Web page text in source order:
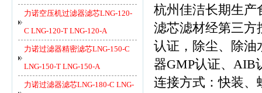
力诺空压机过滤器滤芯LNG-120-
C LNG-120-T LNG-120-A
力诺过滤器精密滤芯LNG-150-C
LNG-150-T LNG-150-A
力诺过滤器滤芯LNG-180-C LNG-
杭州佳洁长期生产
滤芯滤材经第三方
认证，除尘、除油
器GMP认证、AIB
连接方式：快装、